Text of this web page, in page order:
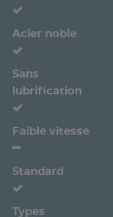
Acier noble
Sans
lubrification
Faible vitesse
Standard
Types